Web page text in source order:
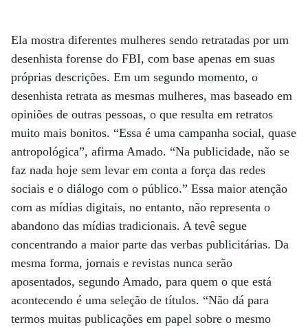
Ela mostra diferentes mulheres sendo retratadas por um
desenhista forense do FBI, com base apenas em suas
próprias descrições. Em um segundo momento, o
desenhista retrata as mesmas mulheres, mas baseado em
opiniões de outras pessoas, o que resulta em retratos
muito mais bonitos. “Essa é uma campanha social, quase
antropológica”, afirma Amado. “Na publicidade, não se
faz nada hoje sem levar em conta a força das redes
sociais e o diálogo com o público.” Essa maior atenção
com as mídias digitais, no entanto, não representa o
abandono das mídias tradicionais. A tevê segue
concentrando a maior parte das verbas publicitárias. Da
mesma forma, jornais e revistas nunca serão
aposentados, segundo Amado, para quem o que está
acontecendo é uma seleção de títulos. “Não dá para
termos muitas publicações em papel sobre o mesmo